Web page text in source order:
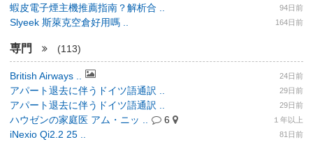
蝦皮電子煙主機推薦指南？解析合 .. 94日前
Slyeek 斯萊克空倉好用嗎 .. 164日前
専門 (113)
British Airways .. 24日前
アパート退去に伴うドイツ語通訳 .. 29日前
アパート退去に伴うドイツ語通訳 .. 29日前
ハウゼンの家庭医 アム・ニッ .. 6 １年以上
iNexio Qi2.2 25 .. 81日前